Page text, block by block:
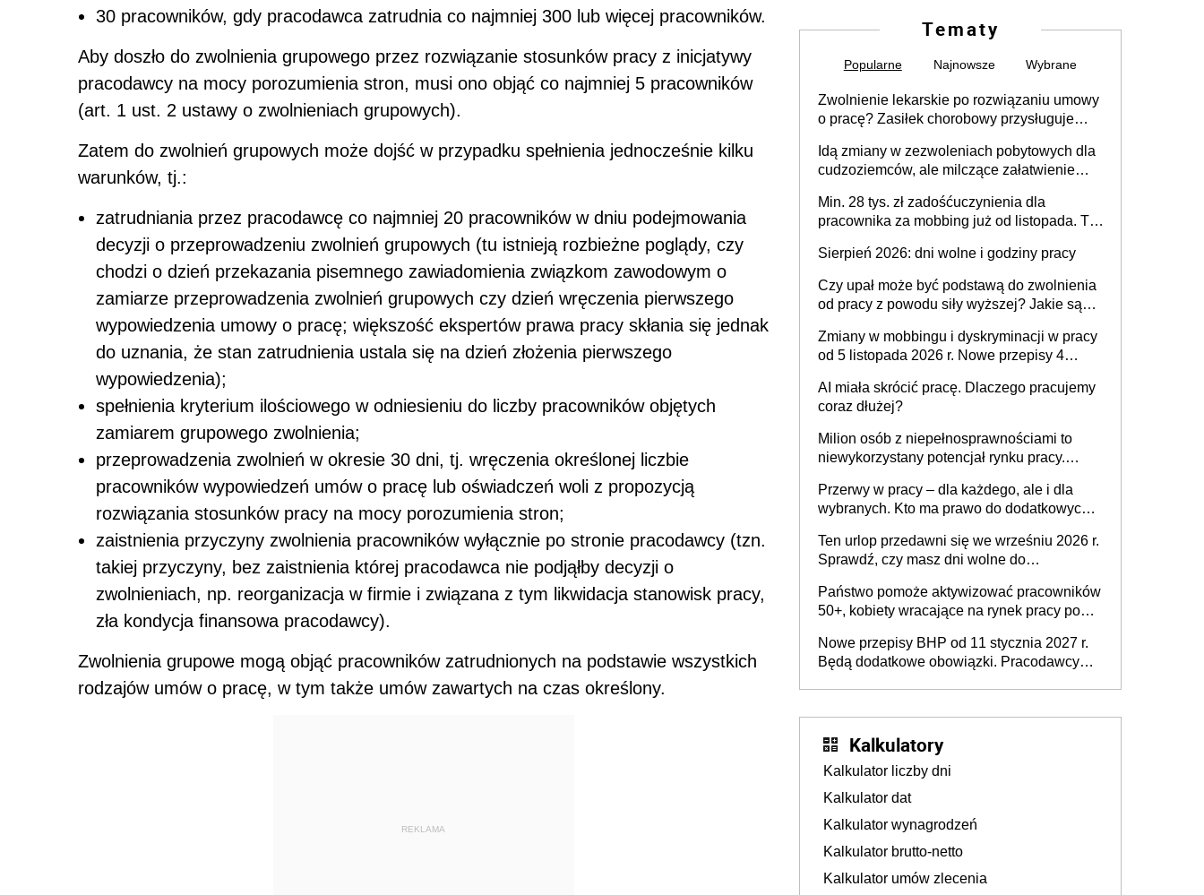
30 pracowników, gdy pracodawca zatrudnia co najmniej 300 lub więcej pracowników.
Aby doszło do zwolnienia grupowego przez rozwiązanie stosunków pracy z inicjatywy
pracodawcy na mocy porozumienia stron, musi ono objąć co najmniej 5 pracowników
(art. 1 ust. 2 ustawy o zwolnieniach grupowych).
Zatem do zwolnień grupowych może dojść w przypadku spełnienia jednocześnie kilku
warunków, tj.:
zatrudniania przez pracodawcę co najmniej 20 pracowników w dniu podejmowania
decyzji o przeprowadzeniu zwolnień grupowych (tu istnieją rozbieżne poglądy, czy
chodzi o dzień przekazania pisemnego zawiadomienia związkom zawodowym o
zamiarze przeprowadzenia zwolnień grupowych czy dzień wręczenia pierwszego
wypowiedzenia umowy o pracę; większość ekspertów prawa pracy skłania się jednak
do uznania, że stan zatrudnienia ustala się na dzień złożenia pierwszego
wypowiedzenia);
spełnienia kryterium ilościowego w odniesieniu do liczby pracowników objętych
zamiarem grupowego zwolnienia;
przeprowadzenia zwolnień w okresie 30 dni, tj. wręczenia określonej liczbie
pracowników wypowiedzeń umów o pracę lub oświadczeń woli z propozycją
rozwiązania stosunków pracy na mocy porozumienia stron;
zaistnienia przyczyny zwolnienia pracowników wyłącznie po stronie pracodawcy (tzn.
takiej przyczyny, bez zaistnienia której pracodawca nie podjąłby decyzji o
zwolnieniach, np. reorganizacja w firmie i związana z tym likwidacja stanowisk pracy,
zła kondycja finansowa pracodawcy).
Zwolnienia grupowe mogą objąć pracowników zatrudnionych na podstawie wszystkich
rodzajów umów o pracę, w tym także umów zawartych na czas określony.
REKLAMA
Tematy
Popularne Najnowsze Wybrane
Zwolnienie lekarskie po rozwiązaniu umowy
o pracę? Zasiłek chorobowy przysługuje
dni od ustania stosunku pracy
Idą zmiany w zezwoleniach pobytowych dla
cudzoziemców, ale milczące załatwienie
Min. 28 tys. zł zadośćuczynienia dla
pracownika za mobbing już od listopada. To
zespołu
Sierpień 2026: dni wolne i godziny pracy
Czy upał może być podstawą do zwolnienia
od pracy z powodu siły wyższej? Jakie są
Zmiany w mobbingu i dyskryminacji w pracy
od 5 listopada 2026 r. Nowe przepisy 4
Ustaw
AI miała skrócić pracę. Dlaczego pracujemy
coraz dłużej?
Milion osób z niepełnosprawnościami to
niewykorzystany potencjał rynku pracy.
dofinansowań czy refundacji, ale bariery po
stronie systemu i świadomości
pracodawców [WYWIAD]
Przerwy w pracy – dla każdego, ale i dla
wybranych. Kto ma prawo do dodatkowych
Ten urlop przedawni się we wrześniu 2026 r.
Sprawdź, czy masz dni wolne do
Państwo pomoże aktywizować pracowników
50+, kobiety wracające na rynek pracy po
osoby neuroatypowe. Powstanie Fundusz
na rzecz Inkluzywności w Zatrudnianiu?
Nowe przepisy BHP od 11 stycznia 2027 r.
Będą dodatkowe obowiązki. Pracodawcy
Kalkulatory
Kalkulator liczby dni
Kalkulator dat
Kalkulator wynagrodzeń
Kalkulator brutto-netto
Kalkulator umów zlecenia